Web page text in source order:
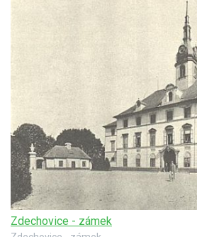
Zdechovice - zámek